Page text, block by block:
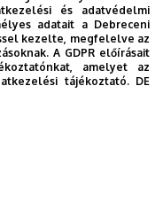
és adatvédelmi
adatait a Debreceni
kezelte, megfelelve az
A GDPR előírásait
amelyet az
tájékoztató. DE